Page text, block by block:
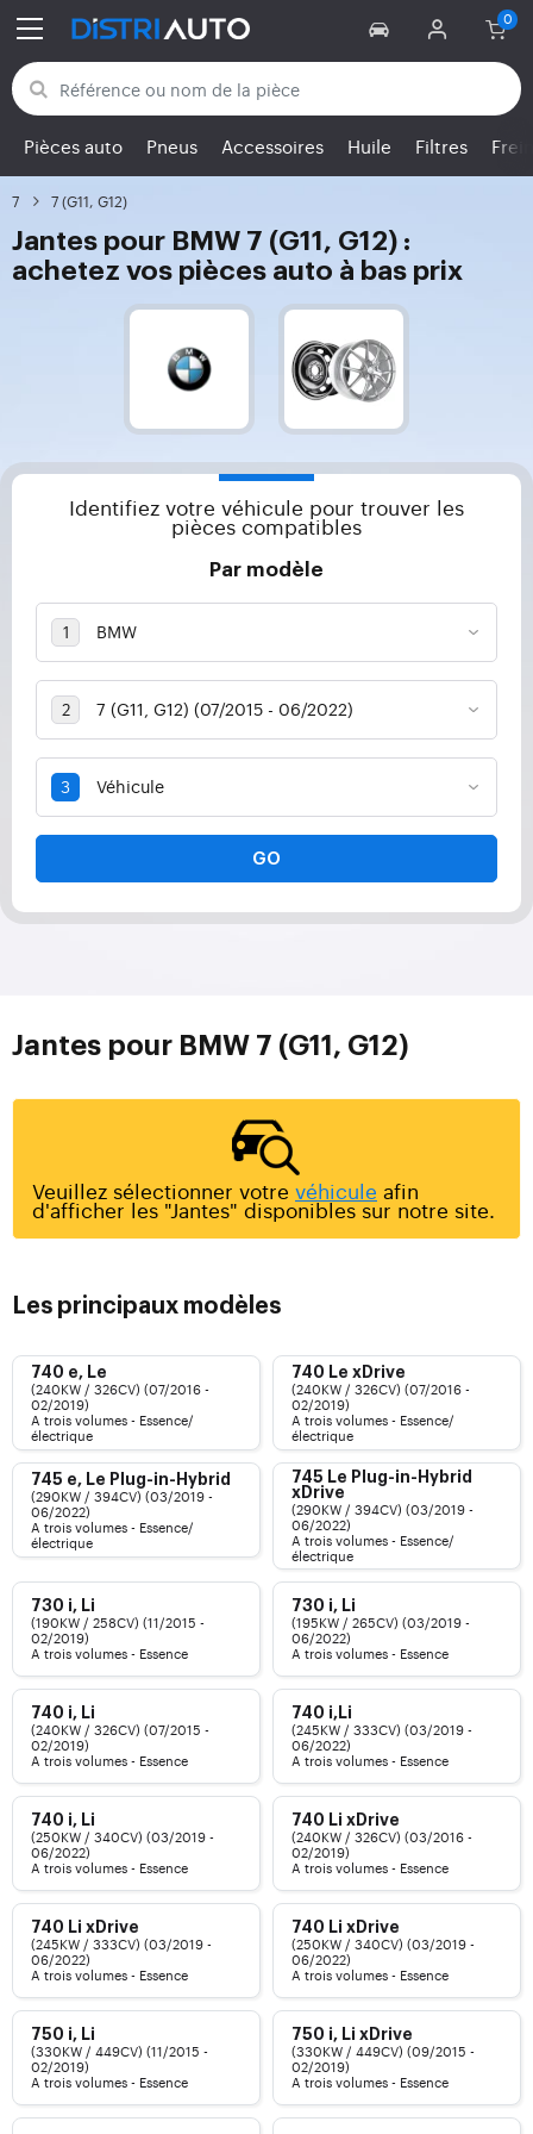
Retour aux catégories
Pièces auto Pneus Accessoires Huile Filtres
7 7 (G11, G12)
Jantes pour BMW 7 (G11, G12) :
achetez vos pièces auto à bas prix
Identifiez votre véhicule pour trouver les
pièces compatibles
Par modèle
GO
Jantes pour BMW 7 (G11, G12)
Veuillez sélectionner votre véhicule afin
d'afficher les "Jantes" disponibles sur notre site.
Les principaux modèles
740 e, Le
(240KW / 326CV) (07/2016 -
02/2019)
A trois volumes - Essence/
électrique
740 Le xDrive
(240KW / 326CV) (07/2016 -
02/2019)
A trois volumes - Essence/
électrique
745 e, Le Plug-in-Hybrid
(290KW / 394CV) (03/2019 -
06/2022)
A trois volumes - Essence/
électrique
745 Le Plug-in-Hybrid
xDrive
(290KW / 394CV) (03/2019 -
06/2022)
A trois volumes - Essence/
électrique
730 i, Li
(190KW / 258CV) (11/2015 -
02/2019)
A trois volumes - Essence
730 i, Li
(195KW / 265CV) (03/2019 -
06/2022)
A trois volumes - Essence
740 i, Li
(240KW / 326CV) (07/2015 -
02/2019)
A trois volumes - Essence
740 i,Li
(245KW / 333CV) (03/2019 -
06/2022)
A trois volumes - Essence
740 i, Li
(250KW / 340CV) (03/2019 -
06/2022)
A trois volumes - Essence
740 Li xDrive
(240KW / 326CV) (03/2016 -
02/2019)
A trois volumes - Essence
740 Li xDrive
(245KW / 333CV) (03/2019 -
06/2022)
A trois volumes - Essence
740 Li xDrive
(250KW / 340CV) (03/2019 -
06/2022)
A trois volumes - Essence
750 i, Li
(330KW / 449CV) (11/2015 -
02/2019)
A trois volumes - Essence
750 i, Li xDrive
(330KW / 449CV) (09/2015 -
02/2019)
A trois volumes - Essence